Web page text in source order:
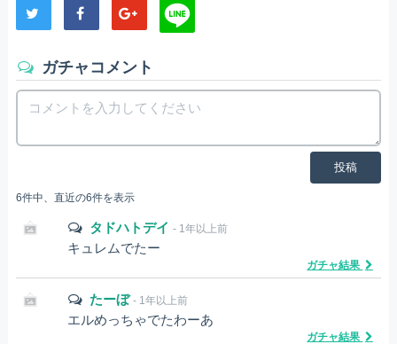
ガチャコメント
投稿
6件中、直近の6件を表示
タドハトデイ - 1年以上前
キュレムでたー
ガチャ結果
たーぼ- 1年以上前
エルめっちゃでたわーあ
ガチャ結果